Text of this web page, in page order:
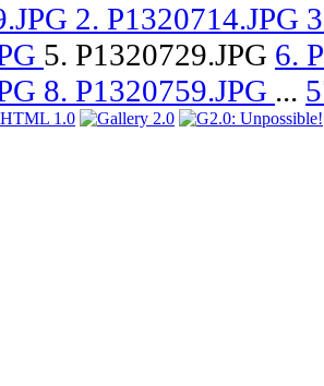
2. P1320714.JPG
5. P1320729.JPG 6.
8. P1320759.JPG ...